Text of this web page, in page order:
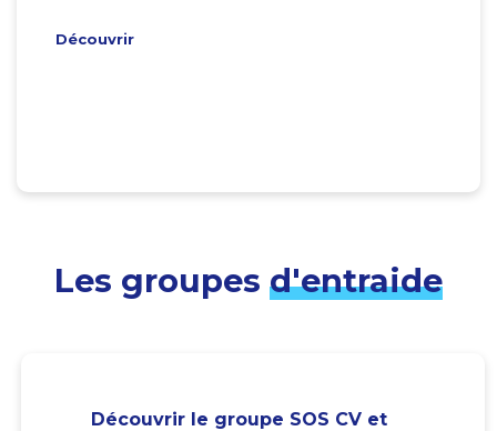
Découvrir
Les groupes d'entraide
Découvrir le groupe SOS CV et